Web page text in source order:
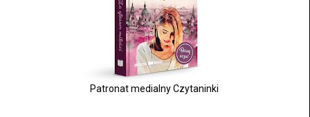
Patronat medialny Czytaninki